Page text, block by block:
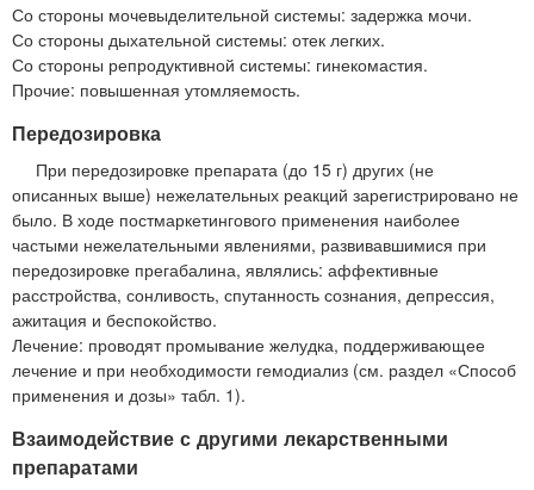
Со стороны мочевыделительной системы: задержка мочи.
Со стороны дыхательной системы: отек легких.
Со стороны репродуктивной системы: гинекомастия.
Прочие: повышенная утомляемость.
Передозировка
При передозировке препарата (до 15 г) других (не
описанных выше) нежелательных реакций зарегистрировано не
было. В ходе постмаркетингового применения наиболее
частыми нежелательными явлениями, развивавшимися при
передозировке прегабалина, являлись: аффективные
расстройства, сонливость, спутанность сознания, депрессия,
ажитация и беспокойство.
Лечение: проводят промывание желудка, поддерживающее
лечение и при необходимости гемодиализ (см. раздел «Способ
применения и дозы» табл. 1).
Взаимодействие с другими лекарственными
препаратами